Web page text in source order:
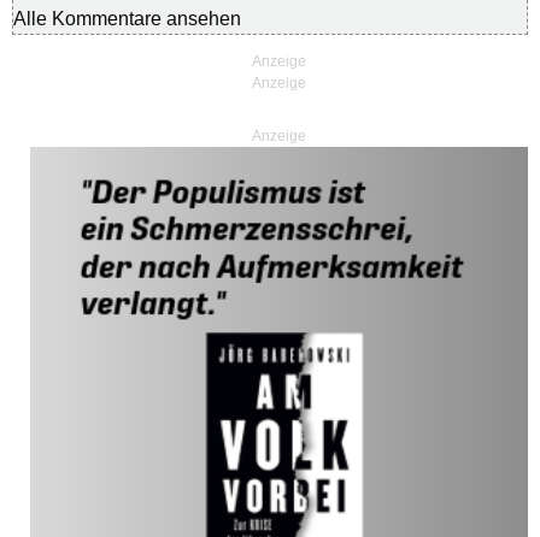
Alle Kommentare ansehen
Anzeige